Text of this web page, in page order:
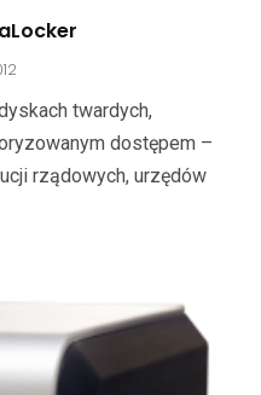
twardych,
dostępem –
rządowych, urzędów